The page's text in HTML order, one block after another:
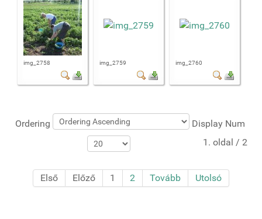
img_2758 img_2759 img_2760
Ordering
Display Num
1. oldal / 2
Első Előző 1 2 Tovább Utolsó